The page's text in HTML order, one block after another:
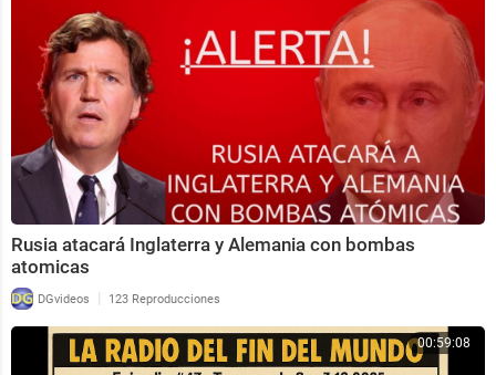
Rusia atacará Inglaterra y Alemania con bombas
atomicas
DGvideos | 123 Reproducciones
00:59:08